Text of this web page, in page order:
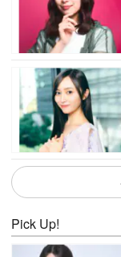
Pick Up!